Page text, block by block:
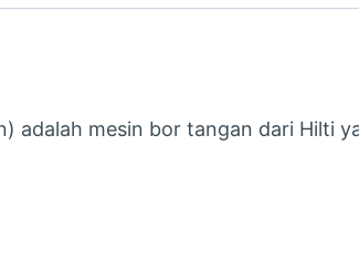
adalah mesin bor tangan dari Hilti